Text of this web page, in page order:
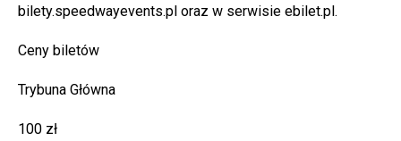
bilety.speedwayevents.pl oraz w serwisie ebilet.pl.
Ceny biletów
Trybuna Główna
100 zł